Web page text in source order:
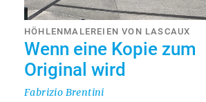
HÖHLENMALEREIEN VON LASCAUX
Wenn eine Kopie zum
Original wird
Fabrizio Brentini